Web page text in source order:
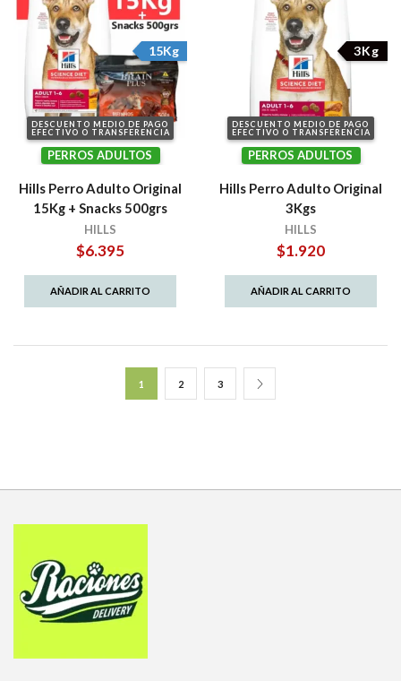
DESCUENTO MEDIO DE PAGO
EFECTIVO O TRANSFERENCIA
15Kg
PERROS ADULTOS
Hills Perro Adulto Original
15Kg + Snacks 500grs
HILLS
$6.395
AÑADIR AL CARRITO
DESCUENTO MEDIO DE PAGO
EFECTIVO O TRANSFERENCIA
3Kg
PERROS ADULTOS
Hills Perro Adulto Original
3Kgs
HILLS
$1.920
AÑADIR AL CARRITO
1 2 3